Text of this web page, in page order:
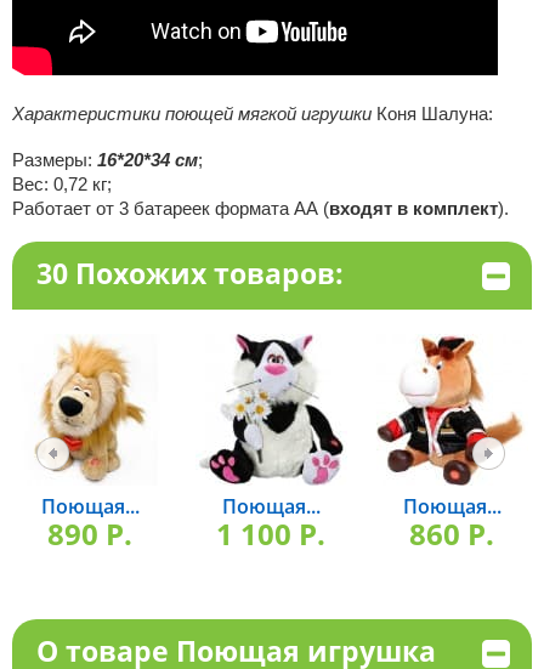
Характеристики поющей мягкой игрушкиКоня Шалуна:
Размеры: 16*20*34 см;
Вес: 0,72 кг;
Работает от 3 батареек формата АА (входят в комплект).
30 Похожих товаров:
Поющая...
890 P.
Поющая...
1 100 P.
Поющая...
860 P.
О товаре Поющая игрушка